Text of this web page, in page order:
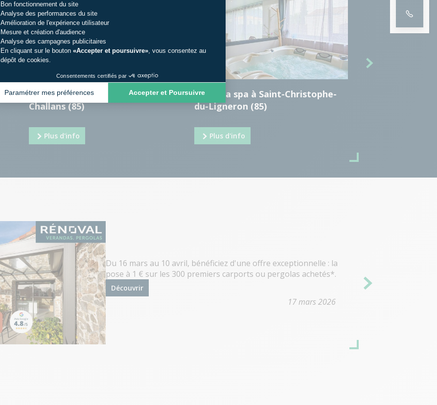
Bon fonctionnement du site
Analyse des performances du site
Amélioration de l'expérience utilisateur
Mesure et création d'audience
Analyse des campagnes publicitaires
En cliquant sur le bouton «Accepter et poursuivre» , vous consentez au
dépôt de cookies.
Consentements certifiés par
Paramétrer mes préférences Accepter et Poursuivre
Extension véranda salon à
Challans (85)
Plus d'info
Véranda spa à Saint-Christophe-
du-Ligneron (85)
Plus d'info
Du 16 mars au 10 avril, bénéficiez d'une offre exceptionnelle : la
pose à 1 € sur les 300 premiers carports ou pergolas achetés*.
Découvrir
17 mars 2026